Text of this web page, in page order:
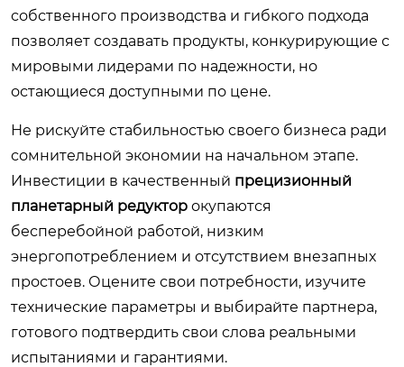
собственного производства и гибкого подхода
позволяет создавать продукты, конкурирующие с
мировыми лидерами по надежности, но
остающиеся доступными по цене.
Не рискуйте стабильностью своего бизнеса ради
сомнительной экономии на начальном этапе.
Инвестиции в качественный прецизионный
планетарный редуктор окупаются
бесперебойной работой, низким
энергопотреблением и отсутствием внезапных
простоев. Оцените свои потребности, изучите
технические параметры и выбирайте партнера,
готового подтвердить свои слова реальными
испытаниями и гарантиями.